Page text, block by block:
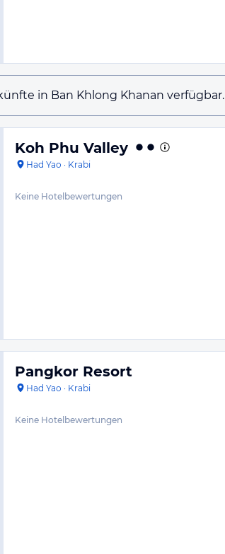
in Ban Khlong Khanan verfügbar.
Koh Phu Valley
Had Yao · Krabi
Keine Hotelbewertungen
Pangkor Resort
Had Yao · Krabi
Keine Hotelbewertungen